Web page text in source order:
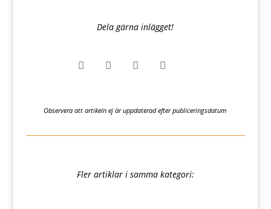
Dela gärna inlägget!
   
Observera att artikeln ej är uppdaterad efter publiceringsdatum
Fler artiklar i samma kategori: